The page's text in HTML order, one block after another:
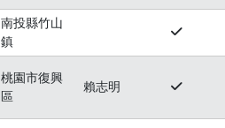
南投縣竹山
鎮
桃園市復興
區
賴志明